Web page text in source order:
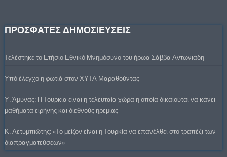
ΠΡΟΣΦΑΤΕΣ ΔΗΜΟΣΙΕΥΣΕΙΣ
Τελέστηκε το Ετήσιο Εθνικό Μνημόσυνο του ήρωα Σάββα Αντωνιάδη
Υπό έλεγχο η φωτιά στον ΧΥΤΑ Μαραθούντας
Υ. Άμυνας: Η Τουρκία είναι η τελευταία χώρα η οποία δικαιούται να κάνει
μαθήματα ειρήνης και διεθνούς ηρεμίας
Κ. Λετυμπιώτης: «Το μείζον είναι η Τουρκία να επανέλθει στο τραπέζι των
διαπραγματεύσεων»